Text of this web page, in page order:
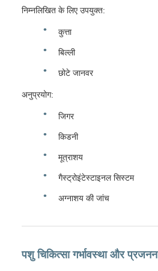
निम्नलिखित के लिए उपयुक्त:
कुत्ता
बिल्ली
छोटे जानवर
अनुप्रयोग:
जिगर
किडनी
मूत्राशय
गैस्ट्रोइंटेस्टाइनल सिस्टम
अग्नाशय की जांच
पशु चिकित्सा गर्भावस्था और प्रजनन